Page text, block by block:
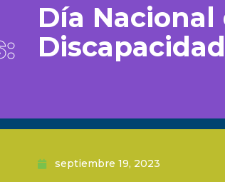
Día
Discapacidad
septiembre 19, 2023